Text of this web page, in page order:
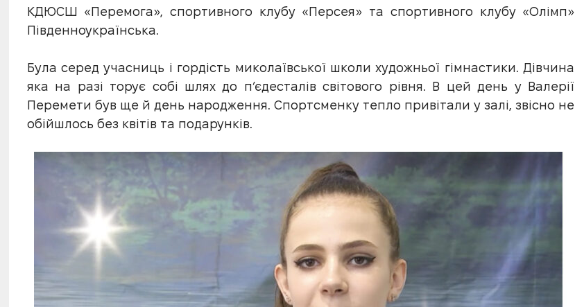
КДЮСШ «Перемога», спортивного клубу «Персея» та спортивного клубу «Олімп»
Південноукраїнська.
Була серед учасниць і гордість миколаївської школи художньої гімнастики. Дівчина
яка на разі торує собі шлях до п’єдесталів світового рівня. В цей день у Валерії
Перемети був ще й день народження. Спортсменку тепло привітали у залі, звісно не
обійшлось без квітів та подарунків.